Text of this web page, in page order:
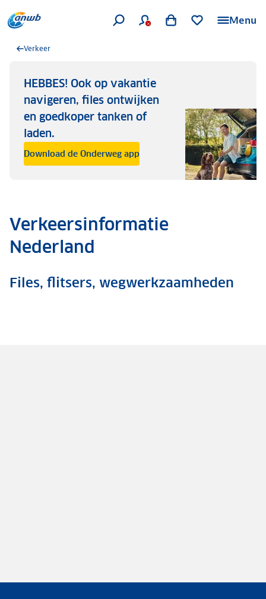
Menu
Verkeer
HEBBES! Ook op vakantie
navigeren, files ontwijken
en goedkoper tanken of
laden.
Download de Onderweg app
Verkeersinformatie
Nederland
Files, flitsers, wegwerkzaamheden